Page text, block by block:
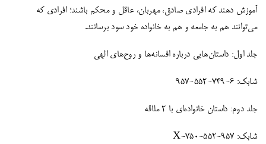
آموزش دهند که افرادی صادق، مهربان، عاقل و محکم باشند؛ افرادی که
می‌توانند هم به جامعه و هم به خانواده خود سود برسانند.
جلد اول: داستان‌هایی درباره افسانه‌ها و روح‌های الهی
شابک: 6-749-552-957
جلد دوم: داستان خانواده‌ای با 2 ملاقه
شابک: X-750-552-957